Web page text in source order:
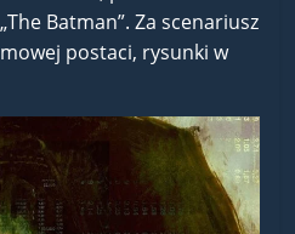
Batman”. Za scenariusz
postaci, rysunki w